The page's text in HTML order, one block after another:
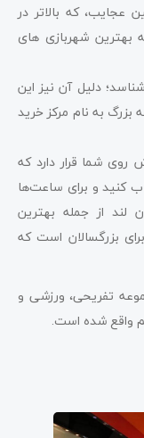
عجایب، که بالاتر در
بهترین شهربازی ‌های
دلیل آن نیز این
شهربازی در یک مرکز خرید ۳ طبقه بزرگ به نام مرکز خرید
مختلف پیش روی شما قرار دارد که
کنید و برای ساعت‌ها
لند از جمله بهترین
بزرگسالان است که
تفریحی، ورزشی و
واقع شده است.